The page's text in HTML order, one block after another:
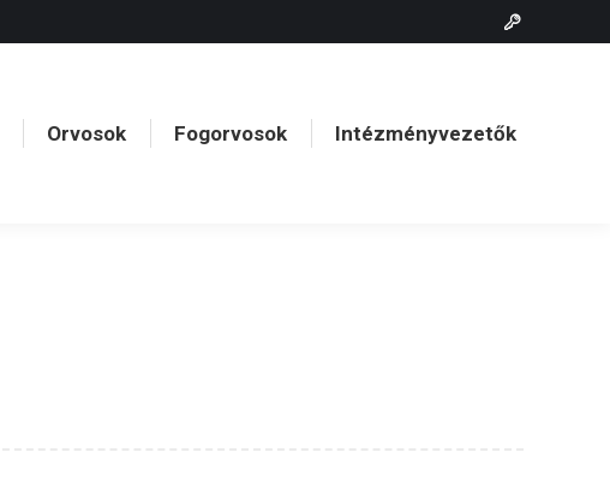
Orvosok Fogorvosok Intézményvezetők
Orvosok Fogorvosok Intézményvezetők